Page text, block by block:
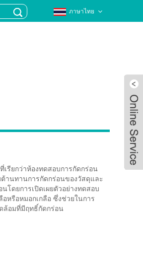
ภาษาไทย
เรียกว่าห้องทดสอบการกัดกร่อน
ต้านทานการกัดกร่อนของวัสดุและ
โดยการเปิดเผยตัวอย่างทดสอบ
หรือหมอกเกลือ ซึ่งช่วยในการ
ล้อมที่มีฤทธิ์กัดกร่อน